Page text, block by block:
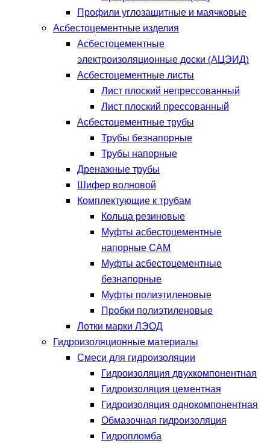
Профили углозащитные и маячковые
Асбестоцементные изделия
Асбестоцементные
электроизоляционные доски (АЦЭИД)
Асбестоцементные листы
Лист плоский непрессованный
Лист плоский прессованный
Асбестоцементные трубы
Трубы безнапорные
Трубы напорные
Дренажные трубы
Шифер волновой
Комплектующие к трубам
Кольца резиновые
Муфты асбестоцементные
напорные САМ
Муфты асбестоцементные
безнапорные
Муфты полиэтиленовые
Пробки полиэтиленовые
Лотки марки ЛЭОД
Гидроизоляционные материалы
Смеси для гидроизоляции
Гидроизоляция двухкомпонентная
Гидроизоляция цементная
Гидроизоляция однокомпонентная
Обмазочная гидроизоляция
Гидропломба